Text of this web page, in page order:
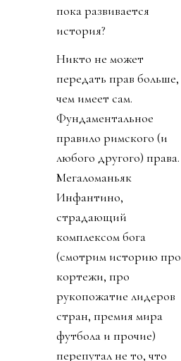
пока развивается
история?
Никто не может
передать прав больше,
чем имеет сам.
Фундаментальное
правило римского (и
любого другого) права.
Мегаломаньяк
Инфантино,
страдающий
комплексом бога
(смотрим историю про
кортежи, про
рукопожатие лидеров
стран, премия мира
футбола и прочие)
перепутал не то, что